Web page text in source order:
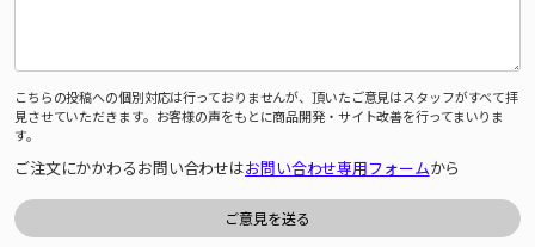
こちらの投稿への個別対応は行っておりませんが、頂いたご意見はスタッフがすべて拝
見させていただきます。お客様の声をもとに商品開発・サイト改善を行ってまいりま
す。
ご注文にかかわるお問い合わせはお問い合わせ専用フォームから